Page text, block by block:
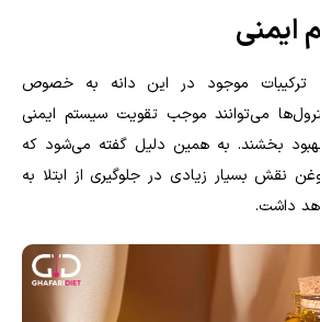
ایمنی
ترکیبات موجود در این دانه به خصوص
می‌توانند موجب تقویت سیستم ایمنی
بخشند. به همین دلیل گفته می‌شود که
نقش بسیار زیادی در جلوگیری از ابتلا به
داشت.